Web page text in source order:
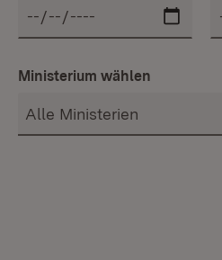
Ministerium wählen